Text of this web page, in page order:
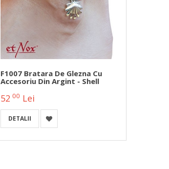
F1007 Bratara De Glezna Cu
Accesoriu Din Argint - Shell
52 00 Lei
DETALII